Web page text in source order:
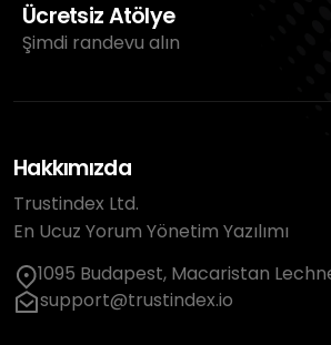
Ücretsiz Atölye
Şimdi randevu alın
Hakkımızda
Trustindex Ltd.
En Ucuz Yorum Yönetim Yazılımı
1095 Budapest, Macaristan
support@trustindex.io